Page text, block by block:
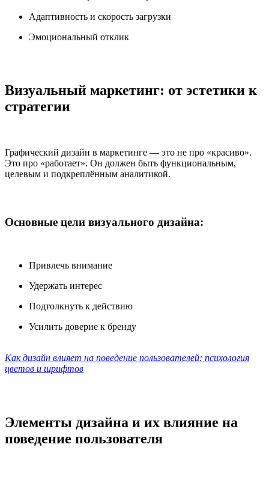
Адаптивность и скорость загрузки
Эмоциональный отклик
Визуальный маркетинг: от эстетики к
стратегии
Графический дизайн в маркетинге — это не про «красиво».
Это про «работает». Он должен быть функциональным,
целевым и подкреплённым аналитикой.
Основные цели визуального дизайна:
Привлечь внимание
Удержать интерес
Подтолкнуть к действию
Усилить доверие к бренду
Как дизайн влияет на поведение пользователей: психология
цветов и шрифтов
Элементы дизайна и их влияние на
поведение пользователя